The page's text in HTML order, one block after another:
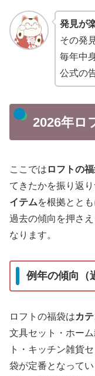
発見が
その発
毎年中
公式の
2026年ロ
ここでは ロフトの
てきたかを振り返り
イテムを根拠ととも
過去の傾向を押さ
なります。
例年の傾向（
ロフトの福袋はカ
文具セット・ホー
ト・キッチン雑貨
袋が定番となってい